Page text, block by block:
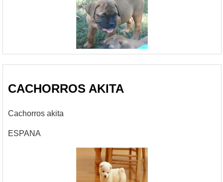
CACHORROS AKITA
Cachorros akita
ESPANA